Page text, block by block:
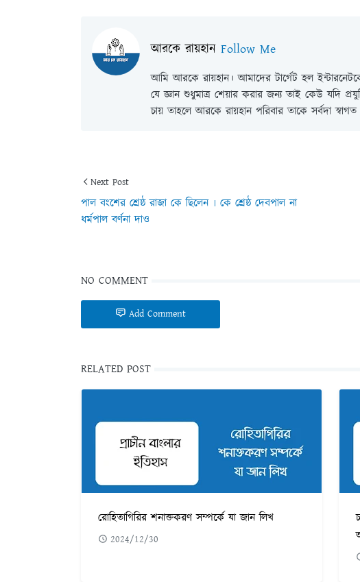
আরকে রায়হান Follow Me
আমি আরকে রায়হান। আমাদের টার্গেট হল
যে জ্ঞান শুধুমাত্র শেয়ার করার জন্য তাই কেউ যদি
চায় তাহলে আরকে রায়হান পরিবার তাকে সর্বদা
Next Post
পাল বংশের শ্রেষ্ঠ রাজা কে ছিলেন ৷ কে শ্রেষ্ঠ দেবপাল না
ধর্মপাল বর্ণনা দাও
NO COMMENT
Add Comment
RELATED POST
রোহিতাগিরির শনাক্তকরণ সম্পর্কে যা জান লিখ
2024/12/30